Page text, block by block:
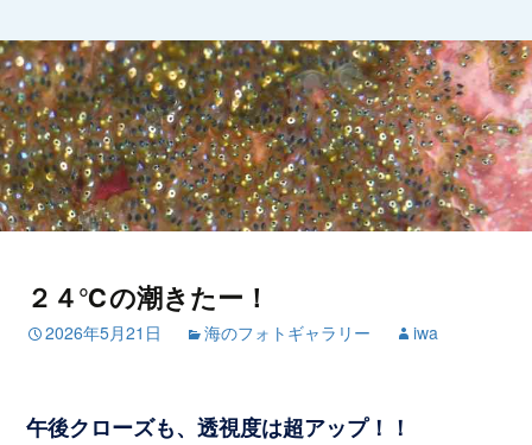
２４℃の潮きたー！
2026年5月21日 海のフォトギャラリー iwa
午後クローズも、透視度は超アップ！！